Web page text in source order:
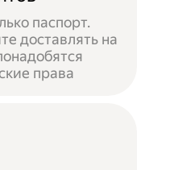
паспорт.
доставлять на
права